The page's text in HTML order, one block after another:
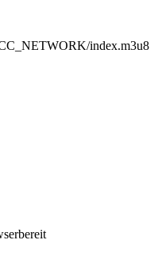
index.m3u8